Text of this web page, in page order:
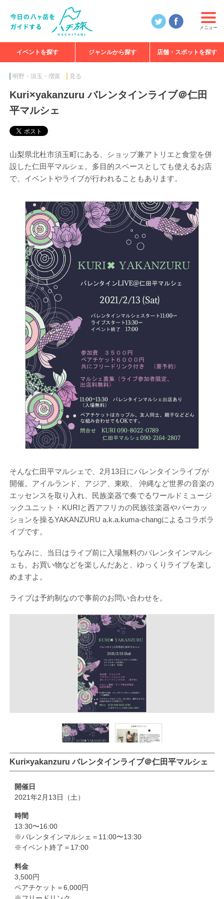
メニュー
イベントを探す ジャンルから探す 店舗・スポットを探す
明野・須玉・増富 見る
Kuri×yakanzuru バレンタインライブ＠仁田
平マルシェ
山梨県北杜市須玉町にある、ショップ兼アトリエと食堂を併
設した仁田平マルシェ。多目的スペースとしても使えるお店
で、イベントやライブが行われることもあります。
そんな仁田平マルシェで、2月13日にバレンタインライブが
開催。アイルランド、アジア、東欧、 沖縄など世界の音楽の
エッセンスを取り入れ、民族楽器で奏でるワールドミュージ
ックユニット・KURIと西アフリカの民族弦楽器やパーカッ
ションを操るYAKANZURU a.k.a.kuma-changによるコラボラ
イブです。
ちなみに、当日はライブ前に入場無料のバレンタインマルシ
ェも。お買い物などを楽しんだあと、ゆっくりライブを楽し
めますよ。
ライブは予約制なので事前のお問い合わせを。
Kuri×yakanzuru バレンタインライブ＠仁田平マルシェ
開催日
2021年2月13日（土）
時間
13:30〜16:00
※バレンタインマルシェ＝11:00〜13:30
※イベント終了＝17:00
料金
3,500円
ペアチケット＝6,000円